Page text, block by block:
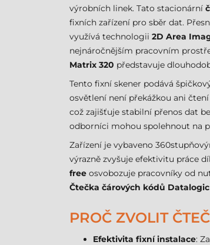
výrobních linek. Tato stacionární
fixních zařízení pro sběr dat.
využívá technologii 2D Area
nejnáročnějším pracovním
Matrix 320 představuje
Tento fixní skener podává
osvětlení není překážkou ani
což zajišťuje stabilní přenos dat
odborníci mohou spolehnout na
Zařízení je vybaveno
výrazně zvyšuje efektivitu práce
free osvobozuje pracovníky od
Čtečka čárových kódů
PROČ ZVOLIT
Efektivita fixní instalace: